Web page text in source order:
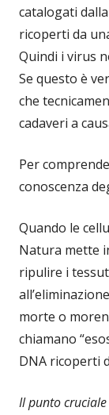
catalogati
ricoperti da
Quindi i virus
Se questo è
che
cadaveri a
Per
conoscenza
Quando le
Natura mette
ripulire i
morte o
chiamano
DNA ricoperti
Il punto cruciale